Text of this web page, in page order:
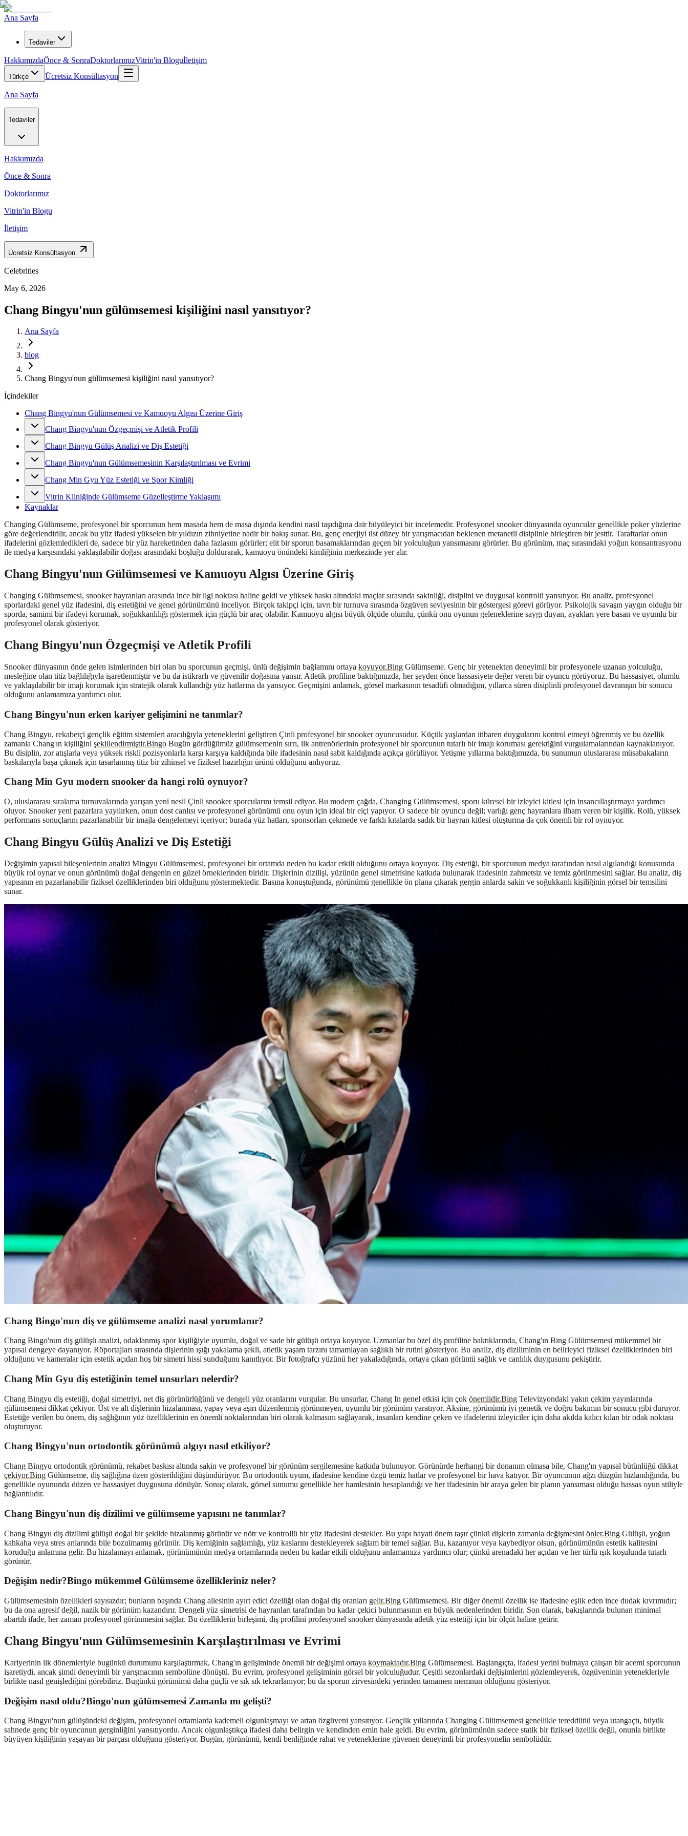
Ana Sayfa
Tedaviler
HakkımızdaÖnce & SonraDoktorlarımızVitrin'in Bloguİletişim
Türkçe Ücretsiz Konsültasyon
Ana Sayfa
Tedaviler
Hakkımızda
Önce & Sonra
Doktorlarımız
Vitrin'in Blogu
İletişim
Ücretsiz Konsültasyon
Celebrities
May 6, 2026
Chang Bingyu'nun gülümsemesi kişiliğini nasıl yansıtıyor?
Ana Sayfa
blog
Chang Bingyu'nun gülümsemesi kişiliğini nasıl yansıtıyor?
İçindekiler
Chang Bingyu'nun Gülümsemesi ve Kamuoyu Algısı Üzerine Giriş
Chang Bingyu'nun Özgeçmişi ve Atletik Profili
Chang Bingyu Gülüş Analizi ve Diş Estetiği
Chang Bingyu'nun Gülümsemesinin Karşılaştırılması ve Evrimi
Chang Min Gyu Yüz Estetiği ve Spor Kimliği
Vitrin Kliniğinde Gülümseme Güzelleştirme Yaklaşımı
Kaynaklar
Changing Gülümseme, profesyonel bir sporcunun hem masada hem de masa dışında kendini nasıl taşıdığına dair büyüleyici bir incelemedir. Profesyonel snooker dünyasında oyuncular genellikle poker yüzlerine
göre değerlendirilir, ancak bu yüz ifadesi yükselen bir yıldızın zihniyetine nadir bir bakış sunar. Bu, genç enerjiyi üst düzey bir yarışmacıdan beklenen metanetli disiplinle birleştiren bir jesttir. Taraftarlar onun
ifadelerini gözlemledikleri de, sadece bir yüz hareketinden daha fazlasını görürler; elit bir sporun basamaklarından geçen bir yolculuğun yansımasını görürler. Bu görünüm, maç sırasındaki yoğun konsantrasyonu
ile medya karşısındaki yaklaşılabilir doğası arasındaki boşluğu doldurarak, kamuoyu önündeki kimliğinin merkezinde yer alır.
Chang Bingyu'nun Gülümsemesi ve Kamuoyu Algısı Üzerine Giriş
Changing Gülümsemesi, snooker hayranları arasında ince bir ilgi noktası haline geldi ve yüksek baskı altındaki maçlar sırasında sakinliği, disiplini ve duygusal kontrolü yansıtıyor. Bu analiz, profesyonel
sporlardaki genel yüz ifadesini, diş estetiğini ve genel görünümünü inceliyor. Birçok takipçi için, tavrı bir turnuva sırasında özgüven seviyesinin bir göstergesi görevi görüyor. Psikolojik savaşın yaygın olduğu bir
sporda, samimi bir ifadeyi korumak, soğukkanlılığı göstermek için güçlü bir araç olabilir. Kamuoyu algısı büyük ölçüde olumlu, çünkü onu oyunun geleneklerine saygı duyan, ayakları yere basan ve uyumlu bir
profesyonel olarak gösteriyor.
Chang Bingyu'nun Özgeçmişi ve Atletik Profili
Snooker dünyasının önde gelen isimlerinden biri olan bu sporcunun geçmişi, ünlü değişimin bağlamını ortaya koyuyor.Bing Gülümseme. Genç bir yetenekten deneyimli bir profesyonele uzanan yolculuğu,
mesleğine olan titiz bağlılığıyla işaretlenmiştir ve bu da istikrarlı ve güvenilir doğasına yansır. Atletik profiline baktığımızda, her şeyden önce hassasiyete değer veren bir oyuncu görüyoruz. Bu hassasiyet, olumlu
ve yaklaşılabilir bir imajı korumak için stratejik olarak kullandığı yüz hatlarına da yansıyor. Geçmişini anlamak, görsel markasının tesadüfi olmadığını, yıllarca süren disiplinli profesyonel davranışın bir sonucu
olduğunu anlamamıza yardımcı olur.
Chang Bingyu'nun erken kariyer gelişimini ne tanımlar?
Chang Bingyu, rekabetçi gençlik eğitim sistemleri aracılığıyla yeteneklerini geliştiren Çinli profesyonel bir snooker oyuncusudur. Küçük yaşlardan itibaren duygularını kontrol etmeyi öğrenmiş ve bu özellik
zamanla Chang'ın kişiliğini şekillendirmiştir.Bingo Bugün gördüğümüz gülümsemenin sırrı, ilk antrenörlerinin profesyonel bir sporcunun tutarlı bir imajı koruması gerektiğini vurgulamalarından kaynaklanıyor.
Bu disiplin, zor atışlarla veya yüksek riskli pozisyonlarla karşı karşıya kaldığında bile ifadesinin nasıl sabit kaldığında açıkça görülüyor. Yetişme yıllarına baktığımızda, bu sunumun uluslararası müsabakaların
baskılarıyla başa çıkmak için tasarlanmış titiz bir zihinsel ve fiziksel hazırlığın ürünü olduğunu anlıyoruz.
Chang Min Gyu modern snooker da hangi rolü oynuyor?
O, uluslararası sıralama turnuvalarında yarışan yeni nesil Çinli snooker sporcularını temsil ediyor. Bu modern çağda, Changing Gülümsemesi, sporu küresel bir izleyici kitlesi için insancıllaştırmaya yardımcı
oluyor. Snooker yeni pazarlara yayılırken, onun dost canlısı ve profesyonel görünümü onu oyun için ideal bir elçi yapıyor. O sadece bir oyuncu değil; varlığı genç hayranlara ilham veren bir kişilik. Rolü, yüksek
performans sonuçlarını pazarlanabilir bir imajla dengelemeyi içeriyor; burada yüz hatları, sponsorları çekmede ve farklı kıtalarda sadık bir hayran kitlesi oluşturma da çok önemli bir rol oynuyor.
Chang Bingyu Gülüş Analizi ve Diş Estetiği
Değişimin yapısal bileşenlerinin analizi Mingyu Gülümsemesi, profesyonel bir ortamda neden bu kadar etkili olduğunu ortaya koyuyor. Diş estetiği, bir sporcunun medya tarafından nasıl algılandığı konusunda
büyük rol oynar ve onun görünümü doğal dengenin en güzel örneklerinden biridir. Dişlerinin dizilişi, yüzünün genel simetrisine katkıda bulunarak ifadesinin zahmetsiz ve temiz görünmesini sağlar. Bu analiz, diş
yapısının en pazarlanabilir fiziksel özelliklerinden biri olduğunu göstermektedir. Basına konuştuğunda, görünümü genellikle ön plana çıkarak gergin anlarda sakin ve soğukkanlı kişiliğinin görsel bir temsilini
sunar.
Chang Bingo'nun diş ve gülümseme analizi nasıl yorumlanır?
Chang Bingo'nun diş gülüşü analizi, odaklanmış spor kişiliğiyle uyumlu, doğal ve sade bir gülüşü ortaya koyuyor. Uzmanlar bu özel diş profiline baktıklarında, Chang'ın Bing Gülümsemesi mükemmel bir
yapısal dengeye dayanıyor. Röportajları sırasında dişlerinin ışığı yakalama şekli, atletik yaşam tarzını tamamlayan sağlıklı bir rutini gösteriyor. Bu analiz, diş diziliminin en belirleyici fiziksel özelliklerinden biri
olduğunu ve kameralar için estetik açıdan hoş bir simetri hissi sunduğunu kanıtlıyor. Bir fotoğrafçı yüzünü her yakaladığında, ortaya çıkan görüntü sağlık ve canlılık duygusunu pekiştirir.
Chang Min Gyu diş estetiğinin temel unsurları nelerdir?
Chang Bingyu diş estetiği, doğal simetriyi, net diş görünürlüğünü ve dengeli yüz oranlarını vurgular. Bu unsurlar, Chang In genel etkisi için çok önemlidir.Bing Televizyondaki yakın çekim yayınlarında
gülümsemesi dikkat çekiyor. Üst ve alt dişlerinin hizalanması, yapay veya aşırı düzenlenmiş görünmeyen, uyumlu bir görünüm yaratıyor. Aksine, görünümü iyi genetik ve doğru bakımın bir sonucu gibi duruyor.
Estetiğe verilen bu önem, diş sağlığının yüz özelliklerinin en önemli noktalarından biri olarak kalmasını sağlayarak, insanları kendine çeken ve ifadelerini izleyiciler için daha akılda kalıcı kılan bir odak noktası
oluşturuyor.
Chang Bingyu'nun ortodontik görünümü algıyı nasıl etkiliyor?
Chang Bingyu ortodontik görünümü, rekabet baskısı altında sakin ve profesyonel bir görünüm sergilemesine katkıda bulunuyor. Görünürde herhangi bir donanım olmasa bile, Chang'ın yapısal bütünlüğü dikkat
çekiyor.Bing Gülümseme, diş sağlığına özen gösterildiğini düşündürüyor. Bu ortodontik uyum, ifadesine kendine özgü temiz hatlar ve profesyonel bir hava katıyor. Bir oyuncunun ağzı düzgün hızlandığında, bu
genellikle oyununda düzen ve hassasiyet duygusuna dönüşür. Sonuç olarak, görsel sunumu genellikle her hamlesinin hesaplandığı ve her ifadesinin bir araya gelen bir planın yansıması olduğu hassas oyun stiliyle
bağlantılıdır.
Chang Bingyu'nun diş dizilimi ve gülümseme yapısını ne tanımlar?
Chang Bingyu diş dizilimi gülüşü doğal bir şekilde hizalanmış görünür ve nötr ve kontrollü bir yüz ifadesini destekler. Bu yapı hayati önem taşır çünkü dişlerin zamanla değişmesini önler.Bing Gülüşü, yoğun
kahkaha veya stres anlarında bile bozulmamış görünür. Diş kemiğinin sağlamlığı, yüz kaslarını destekleyerek sağlam bir temel sağlar. Bu, kazanıyor veya kaybediyor olsun, görünümünün estetik kalitesini
koruduğu anlamına gelir. Bu hizalamayı anlamak, görünümünün medya ortamlarında neden bu kadar etkili olduğunu anlamamıza yardımcı olur; çünkü arenadaki her açıdan ve her türlü ışık koşulunda tutarlı
görünür.
Değişim nedir?Bingo mükemmel Gülümseme özellikleriniz neler?
Gülümsemesinin özellikleri sayısızdır; bunların başında Chang ailesinin ayırt edici özelliği olan doğal diş oranları gelir.Bing Gülümsemesi. Bir diğer önemli özellik ise ifadesine eşlik eden ince dudak kıvrımıdır;
bu da ona agresif değil, nazik bir görünüm kazandırır. Dengeli yüz simetrisi de hayranları tarafından bu kadar çekici bulunmasının en büyük nedenlerinden biridir. Son olarak, bakışlarında bulunan minimal
abartılı ifade, her zaman profesyonel görünmesini sağlar. Bu özelliklerin birleşimi, diş profilini profesyonel snooker dünyasında atletik yüz estetiği için bir ölçüt haline getirir.
Chang Bingyu'nun Gülümsemesinin Karşılaştırılması ve Evrimi
Kariyerinin ilk dönemleriyle bugünkü durumunu karşılaştırmak, Chang'ın gelişiminde önemli bir değişimi ortaya koymaktadır.Bing Gülümsemesi. Başlangıçta, ifadesi yerini bulmaya çalışan bir acemi sporcunun
işaretiydi, ancak şimdi deneyimli bir yarışmacının sembolüne dönüştü. Bu evrim, profesyonel gelişiminin görsel bir yolculuğudur. Çeşitli sezonlardaki değişimlerini gözlemleyerek, özgüveninin yetenekleriyle
birlikte nasıl genişlediğini görebiliriz. Bugünkü görünümü daha güçlü ve sık sık tekrarlanıyor; bu da sporun zirvesindeki yerinden tamamen memnun olduğunu gösteriyor.
Değişim nasıl oldu?Bingo'nun gülümsemesi Zamanla mı gelişti?
Chang Bingyu'nun gülüşündeki değişim, profesyonel ortamlarda kademeli olgunlaşmayı ve artan özgüveni yansıtıyor. Gençlik yıllarında Changing Gülümsemesi genellikle tereddütlü veya utangaçtı, büyük
sahnede genç bir oyuncunun gerginliğini yansıtıyordu. Ancak olgunlaştıkça ifadesi daha belirgin ve kendinden emin hale geldi. Bu evrim, görünümünün sadece statik bir fiziksel özellik değil, onunla birlikte
büyüyen kişiliğinin yaşayan bir parçası olduğunu gösteriyor. Bugün, görünümü, kendi benliğinde rahat ve yeteneklerine güvenen deneyimli bir profesyonelin sembolüdür.